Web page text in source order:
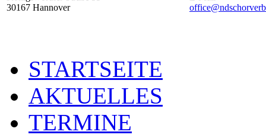
30167 Hannover
STARTSEITE
AKTUELLES
TERMINE